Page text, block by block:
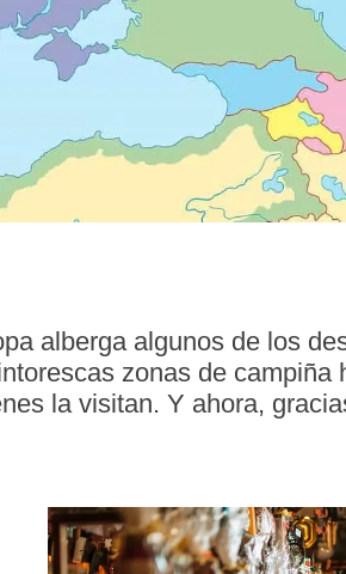
alberga algunos de los
zonas de campiña
la visitan. Y ahora,